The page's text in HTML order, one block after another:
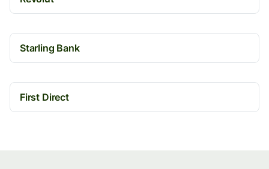
Starling Bank
First Direct